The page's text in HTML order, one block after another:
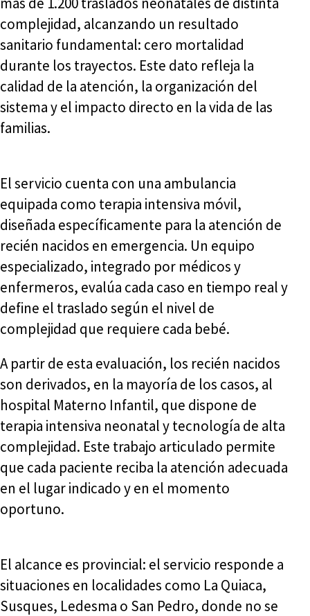
complejidad, alcanzando un resultado
sanitario fundamental: cero mortalidad
durante los trayectos. Este dato refleja la
calidad de la atención, la organización del
sistema y el impacto directo en la vida de las
familias.
El servicio cuenta con una ambulancia
equipada como terapia intensiva móvil,
diseñada específicamente para la atención de
recién nacidos en emergencia. Un equipo
especializado, integrado por médicos y
enfermeros, evalúa cada caso en tiempo real y
define el traslado según el nivel de
complejidad que requiere cada bebé.
A partir de esta evaluación, los recién nacidos
son derivados, en la mayoría de los casos, al
hospital Materno Infantil, que dispone de
terapia intensiva neonatal y tecnología de alta
complejidad. Este trabajo articulado permite
que cada paciente reciba la atención adecuada
en el lugar indicado y en el momento
oportuno.
El alcance es provincial: el servicio responde a
situaciones en localidades como La Quiaca,
Susques, Ledesma o San Pedro, donde no se